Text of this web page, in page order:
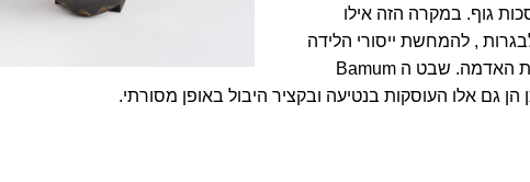
גוף. במקרה הזה אילו
, להמחשת ייסורי הלידה
האדמה. שבט ה Bamum
גם אלו העוסקות בנטיעה ובקציר היבול באופן מסורתי.